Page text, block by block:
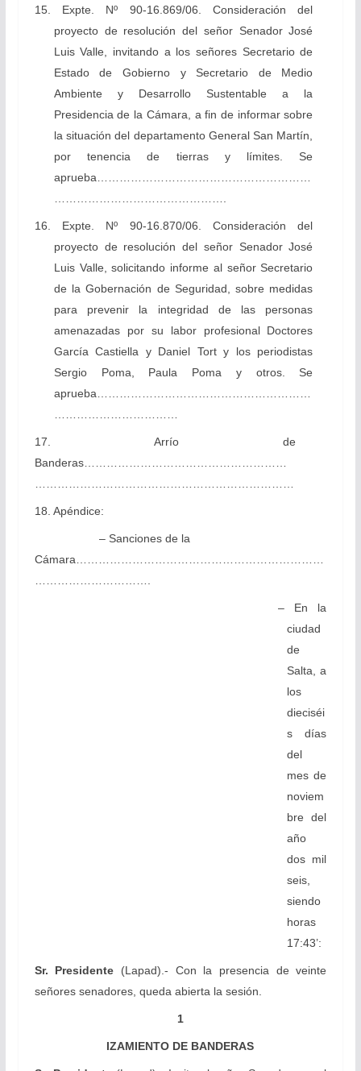
15. Expte. Nº 90-16.869/06.Consideración del
proyecto de resolución del señor Senador José
Luis Valle, invitando a los señores Secretario de
Estado de Gobierno y Secretario de Medio
Ambiente y Desarrollo Sustentable a la
Presidencia de la Cámara, a fin de informar sobre
la situación del departamento General San Martín,
por tenencia de tierras y límites. Se
aprueba…………………………………………………
……………………………………….
16. Expte. Nº 90-16.870/06. Consideración del
proyecto de resolución del señor Senador José
Luis Valle, solicitando informe al señor Secretario
de la Gobernación de Seguridad, sobre medidas
para prevenir la integridad de las personas
amenazadas por su labor profesional Doctores
García Castiella y Daniel Tort y los periodistas
Sergio Poma, Paula Poma y otros. Se
aprueba…………………………………………………
……………………………
17. Arrío de
Banderas………………………………………………
……………………………………………………………
18. Apéndice:
– Sanciones de la
Cámara…………………………………………………………
………………………….
– En la
ciudad
de
Salta, a
los
dieciséi
s días
del
mes de
noviem
bre del
año
dos mil
seis,
siendo
horas
17:43’:
Sr. Presidente (Lapad).- Con la presencia de veinte
señores senadores, queda abierta la sesión.
1
IZAMIENTO DE BANDERAS